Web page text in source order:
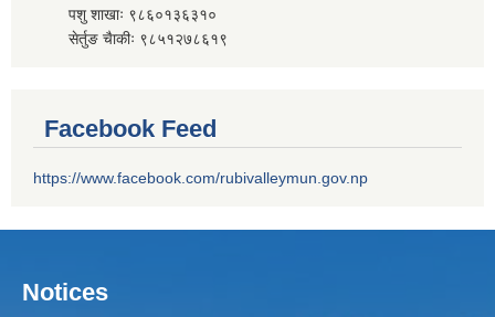
पशु शाखाः ९८६०१३६३१०
सेर्तुङ चैाकीः ९८५१२७८६१९
Facebook Feed
https://www.facebook.com/rubivalleymun.gov.np
Notices